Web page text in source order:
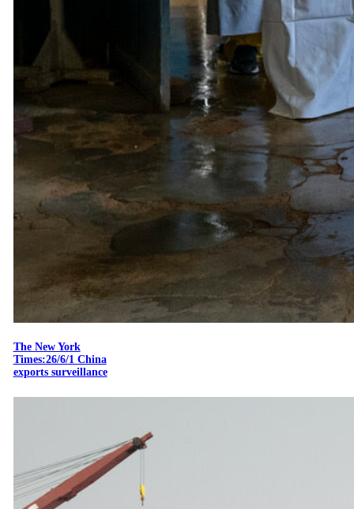
The New York
Times:26/6/1 China
exports surveillance